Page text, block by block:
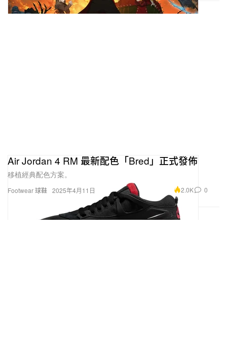
Footwear 球鞋
Air Jordan 4 RM 最新配色「Bred」正式發佈
移植經典配色方案。
2025年4月11日 2.0K 0